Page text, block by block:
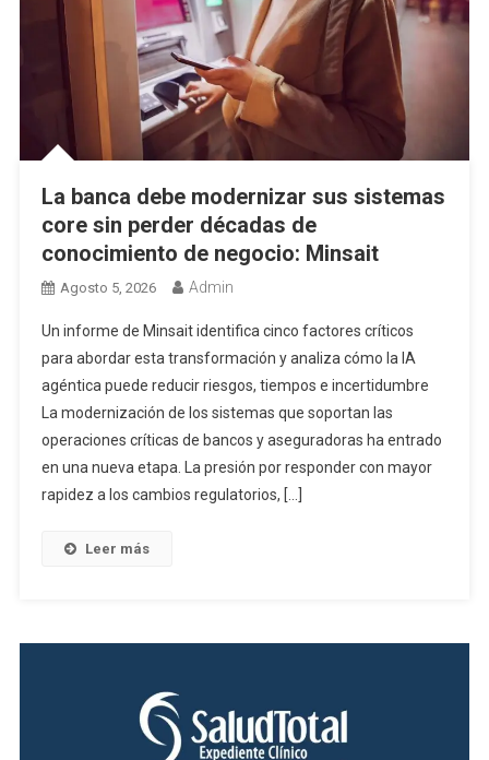
La banca debe modernizar sus sistemas
core sin perder décadas de
conocimiento de negocio: Minsait
Agosto 5, 2026 Admin
Un informe de Minsait identifica cinco factores críticos
para abordar esta transformación y analiza cómo la IA
agéntica puede reducir riesgos, tiempos e incertidumbre
La modernización de los sistemas que soportan las
operaciones críticas de bancos y aseguradoras ha entrado
en una nueva etapa. La presión por responder con mayor
rapidez a los cambios regulatorios, […]
Leer más